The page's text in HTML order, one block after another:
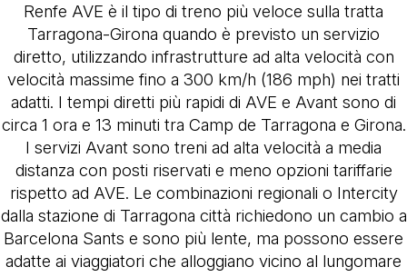
Renfe AVE è il tipo di treno più veloce sulla tratta
Tarragona-Girona quando è previsto un servizio
diretto, utilizzando infrastrutture ad alta velocità con
velocità massime fino a 300 km/h (186 mph) nei tratti
adatti. I tempi diretti più rapidi di AVE e Avant sono di
circa 1 ora e 13 minuti tra Camp de Tarragona e Girona.
I servizi Avant sono treni ad alta velocità a media
distanza con posti riservati e meno opzioni tariffarie
rispetto ad AVE. Le combinazioni regionali o Intercity
dalla stazione di Tarragona città richiedono un cambio a
Barcelona Sants e sono più lente, ma possono essere
adatte ai viaggiatori che alloggiano vicino al lungomare